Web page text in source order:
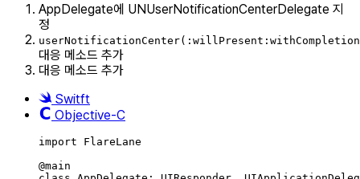
AppDelegate에 UNUserNotificationCenterDelegate 지
정
대응 메소드 추가
대응 메소드 추가
Switft
Objective-C
import
FlareLane
@main